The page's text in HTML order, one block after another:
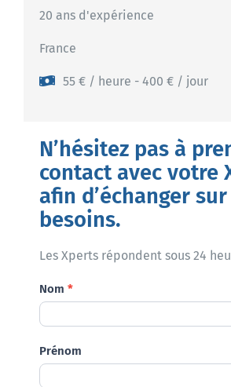
20 ans d'expérience
France
55 € / heure - 400 € / jour
N’hésitez pas à
contact avec votre
afin d’échanger
besoins.
Les Xperts répondent sous 24
Demande
Nom *
Prénom